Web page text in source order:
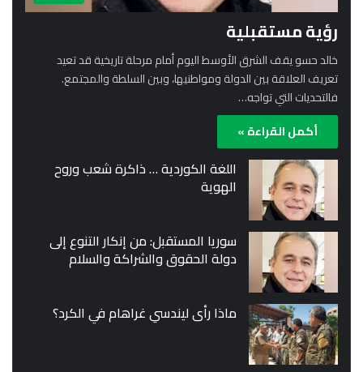
رؤية مستقبلية
خالد حسو يقف الشرق الأوسط اليوم أمام مرحلة تاريخية قد تعيد
تعريف العلاقة بين الدولة ومواطنيها، وبين السلطة والمجتمع.
فالتحديات التي تواجه…
أكمل القراءة »
اللغة الكوردية … ذاكرة شعب وروح
الهوية
سوريا المستقبل: من إنكار التنوع إلى
دولة الحقوق والشراكة والسلام
ماذا رأى ليندسي غراهام في الكرد؟